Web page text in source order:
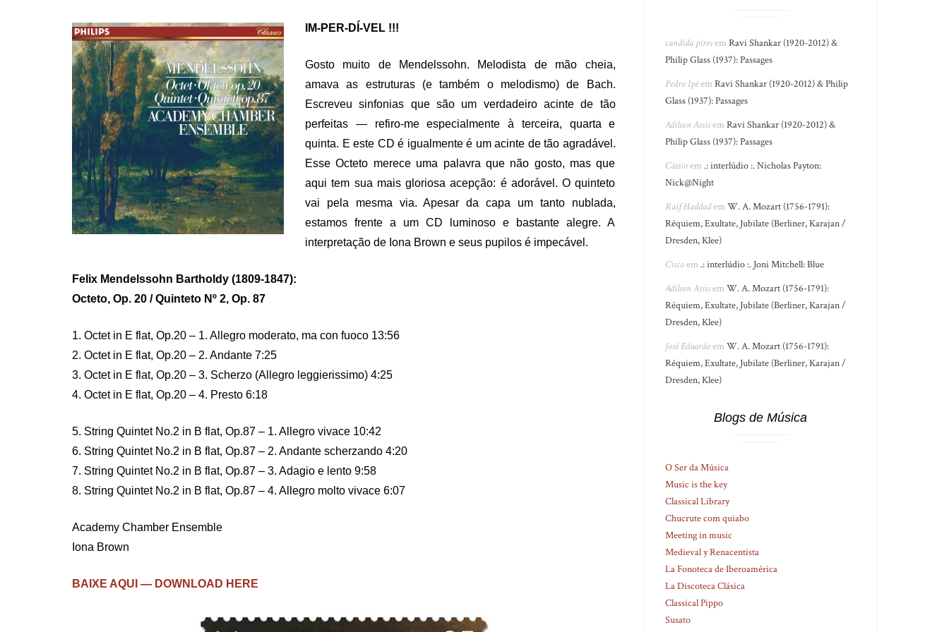
IM-PER-DÍ-VEL !!!
Gosto muito de Mendelssohn. Melodista de mão cheia,
amava as estruturas (e também o melodismo) de Bach.
Escreveu sinfonias que são um verdadeiro acinte de tão
perfeitas — refiro-me especialmente à terceira, quarta e
quinta. E este CD é igualmente é um acinte de tão agradável.
Esse Octeto merece uma palavra que não gosto, mas que
aqui tem sua mais gloriosa acepção: é adorável. O quinteto
vai pela mesma via. Apesar da capa um tanto nublada,
estamos frente a um CD luminoso e bastante alegre. A
interpretação de Iona Brown e seus pupilos é impecável.
Felix Mendelssohn Bartholdy (1809-1847):
Octeto, Op. 20 / Quinteto Nº 2, Op. 87
1. Octet in E flat, Op.20 – 1. Allegro moderato, ma con fuoco 13:56
2. Octet in E flat, Op.20 – 2. Andante 7:25
3. Octet in E flat, Op.20 – 3. Scherzo (Allegro leggierissimo) 4:25
4. Octet in E flat, Op.20 – 4. Presto 6:18
5. String Quintet No.2 in B flat, Op.87 – 1. Allegro vivace 10:42
6. String Quintet No.2 in B flat, Op.87 – 2. Andante scherzando 4:20
7. String Quintet No.2 in B flat, Op.87 – 3. Adagio e lento 9:58
8. String Quintet No.2 in B flat, Op.87 – 4. Allegro molto vivace 6:07
Academy Chamber Ensemble
Iona Brown
BAIXE AQUI — DOWNLOAD HERE
candida piresemRavi Shankar (1920-2012) &
Philip Glass (1937): Passages
Pedro IpêemRavi Shankar (1920-2012) & Philip
Glass (1937): Passages
Adilson AssisemRavi Shankar (1920-2012) &
Philip Glass (1937): Passages
Cássioem .: interlúdio :. Nicholas Payton:
Nick@Night
Raif HaddademW. A. Mozart (1756-1791):
Réquiem, Exultate, Jubilate (Berliner, Karajan /
Dresden, Klee)
Ciscoem .: interlúdio :. Joni Mitchell: Blue
Adilson AssisemW. A. Mozart (1756-1791):
Réquiem, Exultate, Jubilate (Berliner, Karajan /
Dresden, Klee)
José EduardoemW. A. Mozart (1756-1791):
Réquiem, Exultate, Jubilate (Berliner, Karajan /
Dresden, Klee)
Blogs de Música
O Ser da Música
Music is the key
Classical Library
Chucrute com quiabo
Meeting in music
Medieval y Renacentista
La Fonoteca de Iberoamérica
La Discoteca Clásica
Classical Pippo
Susato